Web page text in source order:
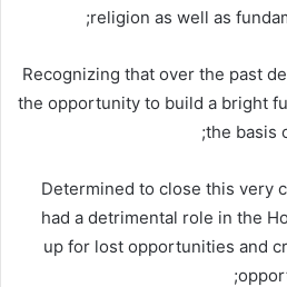
religion as well as
Recognizing that over the past
the opportunity to build a bright
the basis
Determined to close this very
had a detrimental role in the
up for lost opportunities and